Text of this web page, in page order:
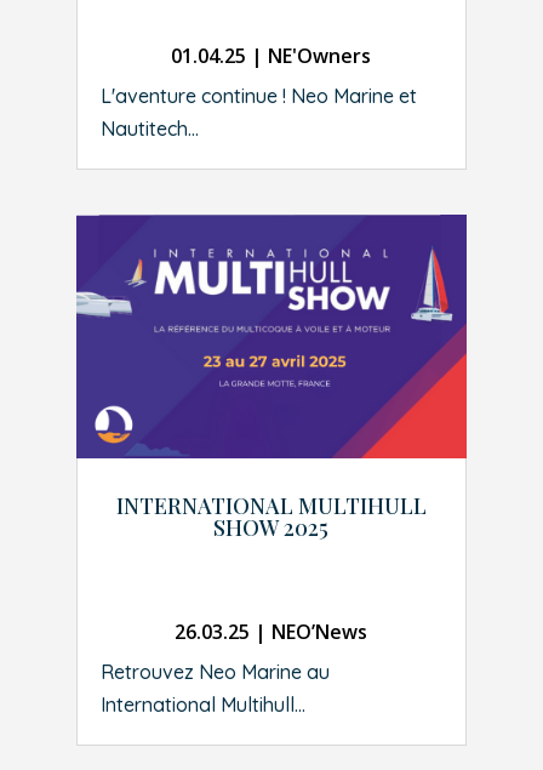
01.04.25 | NE'Owners
L'aventure continue ! Neo Marine et
Nautitech...
INTERNATIONAL MULTIHULL
SHOW 2025
26.03.25 | NEO’News
Retrouvez Neo Marine au
International Multihull...